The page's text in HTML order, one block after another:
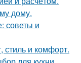
дому.
советы и
стиль и комфорт.